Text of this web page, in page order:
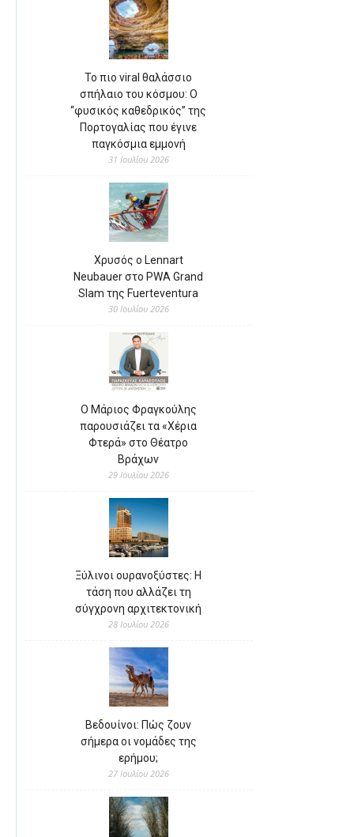
Το πιο viral θαλάσσιο
σπήλαιο του κόσμου: Ο
“φυσικός καθεδρικός” της
Πορτογαλίας που έγινε
παγκόσμια εμμονή
31 Ιουλίου 2026
Χρυσός ο Lennart
Neubauer στο PWA Grand
Slam της Fuerteventura
30 Ιουλίου 2026
Ο Μάριος Φραγκούλης
παρουσιάζει τα «Χέρια
Φτερά» στο Θέατρο
Βράχων
29 Ιουλίου 2026
Ξύλινοι ουρανοξύστες: Η
τάση που αλλάζει τη
σύγχρονη αρχιτεκτονική
28 Ιουλίου 2026
Βεδουίνοι: Πώς ζουν
σήμερα οι νομάδες της
ερήμου;
27 Ιουλίου 2026